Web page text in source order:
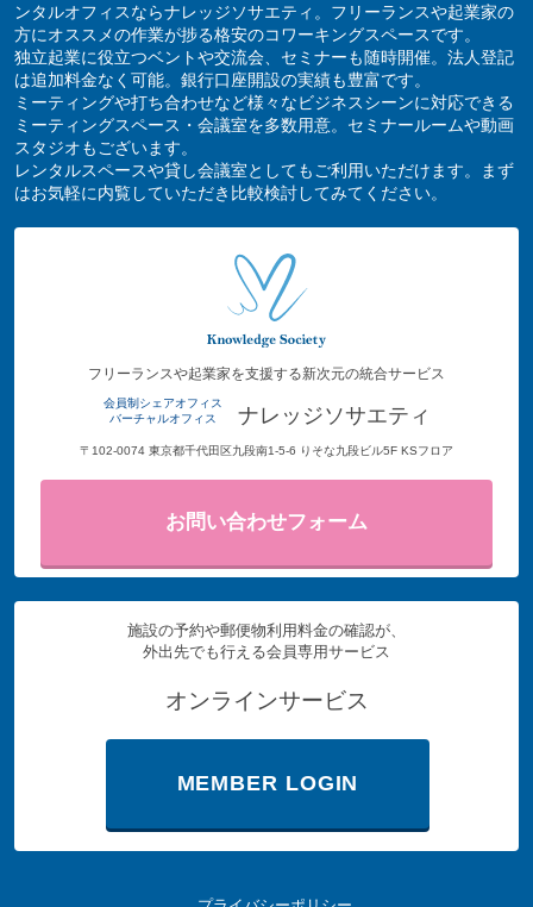
ンタルオフィスならナレッジソサエティ。フリーランスや起業家の
方にオススメの作業が捗る格安のコワーキングスペースです。
独立起業に役立つベントや交流会、セミナーも随時開催。法人登記
は追加料金なく可能。銀行口座開設の実績も豊富です。
ミーティングや打ち合わせなど様々なビジネスシーンに対応できる
ミーティングスペース・会議室を多数用意。セミナールームや動画
スタジオもございます。
レンタルスペースや貸し会議室としてもご利用いただけます。まず
はお気軽に内覧していただき比較検討してみてください。
フリーランスや起業家を支援する新次元の統合サービス
会員制シェアオフィス
バーチャルオフィス
ナレッジソサエティ
〒102-0074 東京都千代田区九段南1-5-6 りそな九段ビル5F KSフロア
お問い合わせフォーム
施設の予約や郵便物利用料金の確認が、
外出先でも行える会員専用サービス
オンラインサービス
MEMBER LOGIN